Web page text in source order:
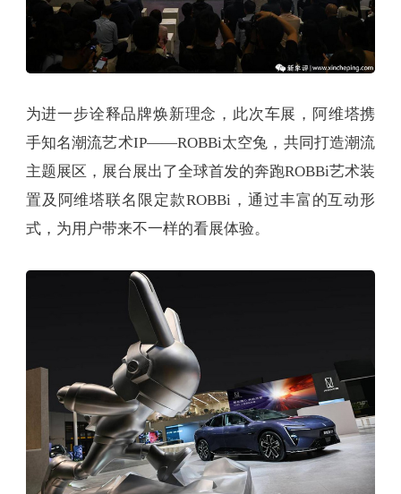
为进一步诠释品牌焕新理念，此次车展，阿维塔携
手知名潮流艺术IP——ROBBi太空兔，共同打造潮流
主题展区，展台展出了全球首发的奔跑ROBBi艺术装
置及阿维塔联名限定款ROBBi，通过丰富的互动形
式，为用户带来不一样的看展体验。